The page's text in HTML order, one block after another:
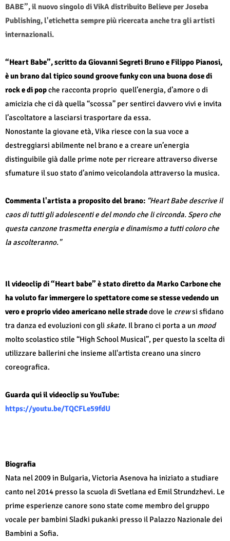
BABE”,il nuovo singolo di VikA distribuito Believe per Joseba
Publishing, l'etichetta sempre più ricercata anche tra gli artisti
internazionali.
“Heart Babe”, scritto da Giovanni Segreti Bruno e Filippo Pianosi,
è un brano dal tipico sound groove funky con una buona dose di
rock e di popche racconta proprio quell’energia, d’amore o di
amicizia che ci dà quella “scossa” per sentirci davvero vivi e invita
l’ascoltatore a lasciarsi trasportare da essa.
Nonostante la giovane età, Vika riesce con la sua voce a
destreggiarsi abilmente nel brano e a creare un’energia
distinguibile già dalle prime note per ricreare attraverso diverse
sfumature il suo stato d’animo veicolandola attraverso la musica.
Commenta l'artista a proposito del brano: “Heart Babe descrive il
caos di tutti gli adolescenti e del mondo che li circonda. Spero che
questa canzone trasmetta energia e dinamismo a tutti coloro che
la ascolteranno."
Il videoclip di “Heart babe” è stato diretto da Marko Carbone che
ha voluto far immergere lo spettatore come se stesse vedendo un
vero e proprio video americano nelle stradedove le crewsi sfidano
tra danza ed evoluzioni con gli skate. Il brano ci porta a un mood
molto scolastico stile “High School Musical”, per questo la scelta di
utilizzare ballerini che insieme all'artista creano una sincro
coreografica.
Guarda qui il videoclip su YouTube:
https://youtu.be/TQCFLe59fdU
Biografia
Nata nel 2009 in Bulgaria, Victoria Asenova ha iniziato a studiare
canto nel 2014 presso la scuola di Svetlana ed Emil Strundzhevi. Le
prime esperienze canore sono state come membro del gruppo
vocale per bambini Sladki pukanki presso il Palazzo Nazionale dei
Bambini a Sofia.